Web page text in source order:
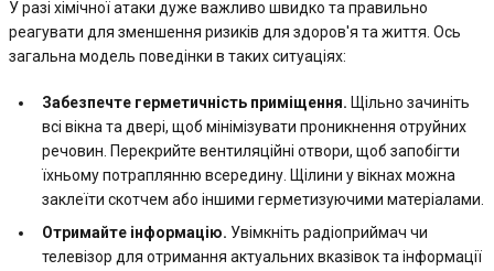
У разі хімічної атаки дуже важливо швидко та правильно
реагувати для зменшення ризиків для здоров'я та життя. Ось
загальна модель поведінки в таких ситуаціях:
Забезпечте герметичність приміщення. Щільно зачиніть
всі вікна та двері, щоб мінімізувати проникнення отруйних
речовин. Перекрийте вентиляційні отвори, щоб запобігти
їхньому потраплянню всередину. Щілини у вікнах можна
заклеїти скотчем або іншими герметизуючими матеріалами.
Отримайте інформацію. Увімкніть радіоприймач чи
телевізор для отримання актуальних вказівок та інформації